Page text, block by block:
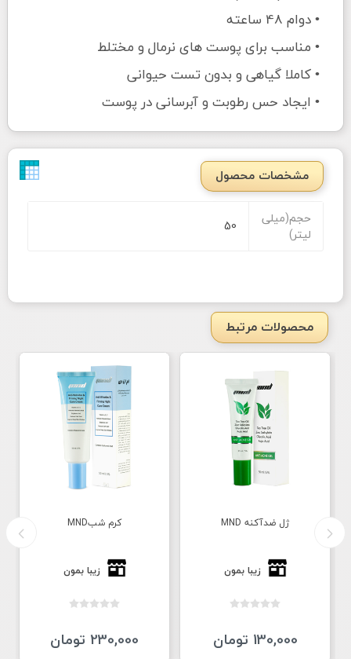
• دوام 48 ساعته
• مناسب برای پوست های نرمال و مختلط
• کاملا گیاهی و بدون تست حیوانی
• ایجاد حس رطوبت و آبرسانی در پوست
مشخصات محصول
حجم(میلی
لیتر)
50
محصولات مرتبط
ژل ضدآکنه MND
زیبا بمون
130,000 تومان
کرم شبMND
زیبا بمون
230,000 تومان